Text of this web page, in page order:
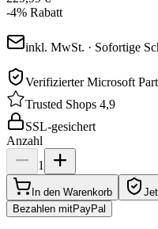
-4% Rabatt
inkl. MwSt. · Sofortige
Verifizierter Microsoft
Trusted Shops 4,9
SSL-gesichert
Anzahl
1
In den Warenkorb
Bezahlen mitPayPal